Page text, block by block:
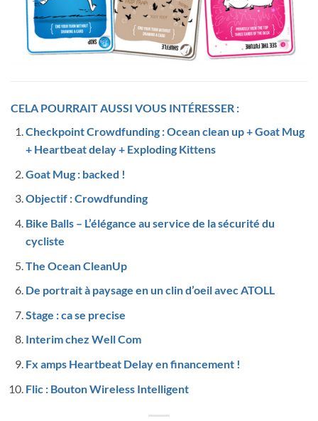
CELA POURRAIT AUSSI VOUS INTÉRESSER :
Checkpoint Crowdfunding : Ocean clean up + Goat Mug
+ Heartbeat delay + Exploding Kittens
Goat Mug : backed !
Objectif : Crowdfunding
Bike Balls – L’élégance au service de la sécurité du
cycliste
The Ocean CleanUp
De portrait à paysage en un clin d’oeil avec ATOLL
Stage : ca se precise
Interim chez Well Com
Fx amps Heartbeat Delay en financement !
Flic : Bouton Wireless Intelligent